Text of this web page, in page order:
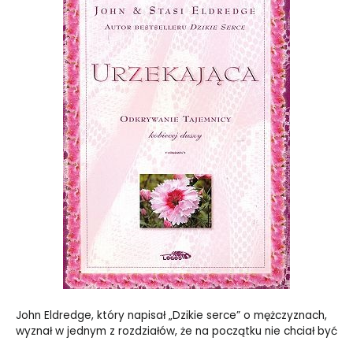
John Eldredge, który napisał „Dzikie serce” o mężczyznach,
wyznał w jednym z rozdziałów, że na początku nie chciał być